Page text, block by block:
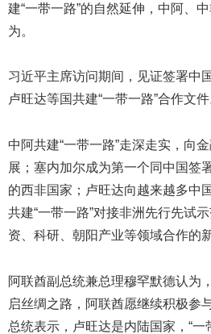
建“一带一路”的自然延伸，中阿、
为。
习近平主席访问期间，见证签署中
卢旺达等国共建“一带一路”合作文件
中阿共建“一带一路”走深走实，向
展；塞内加尔成为第一个同中国签
的西非国家；卢旺达向越来越多中
共建“一带一路”对接非洲先行先试
资、科研、朝阳产业等领域合作的
阿联酋副总统兼总理穆罕默德认为
启丝绸之路，阿联酋愿继续积极参
总统表示，卢旺达是内陆国家，“一